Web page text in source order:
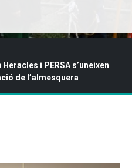
Heracles i PERSA s’uneixen
de l’almesquera